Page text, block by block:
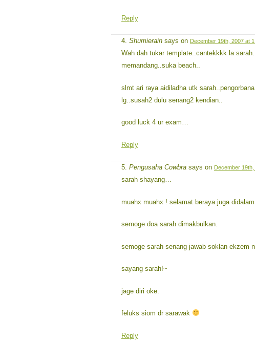
Reply
Shumierain says on December 19th, 2007 at
Wah dah tukar template..cantekkkk la
memandang..suka beach..
slmt ari raya aidiladha utk
lg..susah2 dulu senang2 kendian..
good luck 4 ur exam…
Reply
Pengusaha Cowbra says on December
sarah shayang…
muahx muahx ! selamat beraya juga
semoge doa sarah dimakbulkan.
semoge sarah senang jawab soklan ekzem
sayang sarah!~
jage diri oke.
feluks siom dr sarawak
Reply